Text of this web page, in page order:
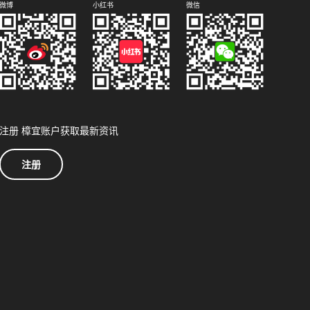
博 小红书 微信
册 樟宜账户获取最新资讯
注册